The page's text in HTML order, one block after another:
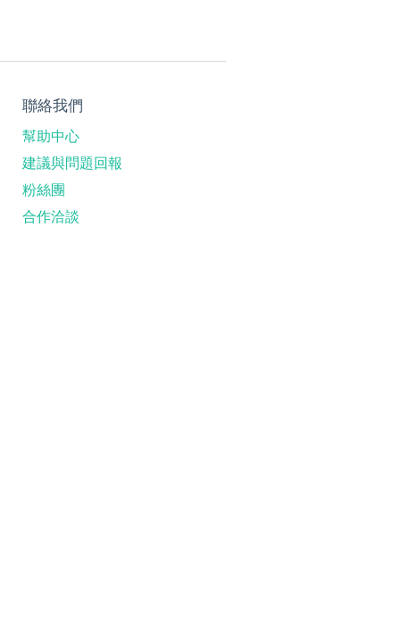
聯絡我們
幫助中心
建議與問題回報
粉絲團
合作洽談